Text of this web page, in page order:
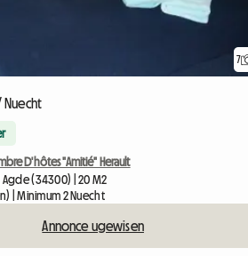
7
D'hôtes "Amitié" Herault
Agde (34300) | 20 M2
| Minimum 2 Nuecht
Annonce ugewisen